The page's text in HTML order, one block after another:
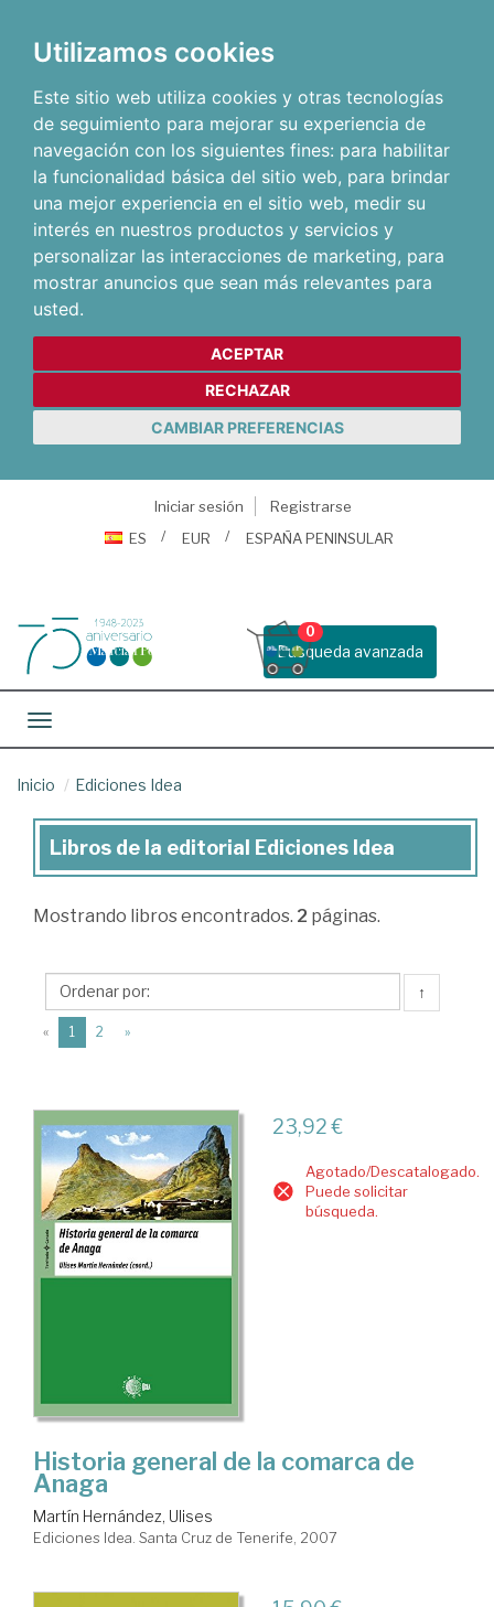
Utilizamos cookies
Este sitio web utiliza cookies y otras tecnologías
de seguimiento para mejorar su experiencia de
navegación con los siguientes fines: para habilitar
la funcionalidad básica del sitio web, para brindar
una mejor experiencia en el sitio web, medir su
interés en nuestros productos y servicios y
personalizar las interacciones de marketing, para
mostrar anuncios que sean más relevantes para
usted.
ACEPTAR
RECHAZAR
CAMBIAR PREFERENCIAS
Iniciar sesión
Registrarse
ES
EUR ESPAÑA PENINSULAR
Busqueda avanzada
0
Toggle navigation
Inicio Ediciones Idea
Libros
la
Ediciones
Idea
Libros de la editorial Ediciones Idea
Mostrando libros encontrados. 2 páginas.
↑
« 1 (current)
2 »
23,92 €
Agotado/Descatalogado.
Puede solicitar
búsqueda.
Historia general de la comarca de
Anaga
Martín Hernández, Ulises
Ediciones Idea. Santa Cruz de Tenerife, 2007